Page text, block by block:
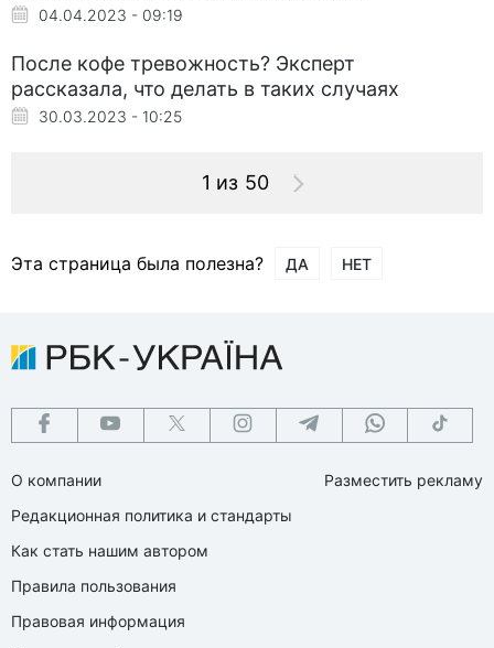
04.04.2023 - 09:19
После кофе тревожность? Эксперт
рассказала, что делать в таких случаях
30.03.2023 - 10:25
1 из 50
Эта страница была полезна? ДА НЕТ
О компании
Редакционная политика и стандарты
Как стать нашим автором
Правила пользования
Правовая информация
Разместить рекламу